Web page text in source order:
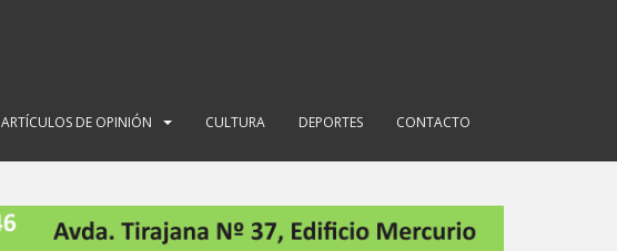
ARTÍCULOS DE OPINIÓN CULTURA DEPORTES CONTACTO